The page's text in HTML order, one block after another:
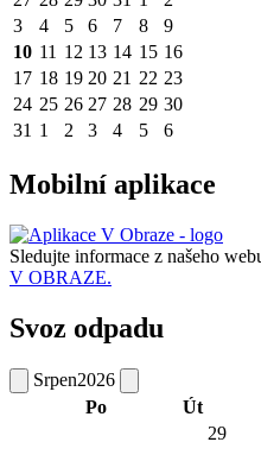
3
4 5 6 7 8
9
10 11 12 13 14 15 16
17 18 19 20 21 22 23
24 25 26 27 28 29 30
31 1 2 3 4 5 6
Mobilní aplikace
Sledujte informace z našeho
V OBRAZE.
Svoz odpadu
Srpen2026
Po
Út
29